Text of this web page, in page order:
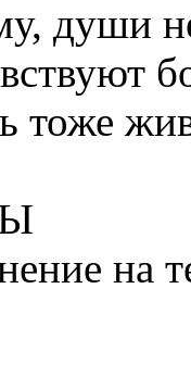
души
тоже
на